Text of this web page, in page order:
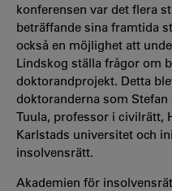
konferensen var det flera
beträffande sina framtida
också en möjlighet att
Lindskog ställa frågor om
doktorandprojekt. Detta
doktoranderna som
Tuula, professor i civilrätt,
Karlstads universitet och
insolvensrätt.
Akademien för